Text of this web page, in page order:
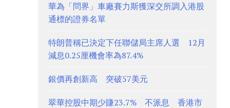
華為「問界」車廠賽力斯獲深交所調入港股
通標的證券名單
特朗普稱已決定下任聯儲局主席人選 12月
減息0.25厘機會率為87.4%
銀價再創新高 突破57美元
翠華控股中期少賺23.7% 不派息 香港市